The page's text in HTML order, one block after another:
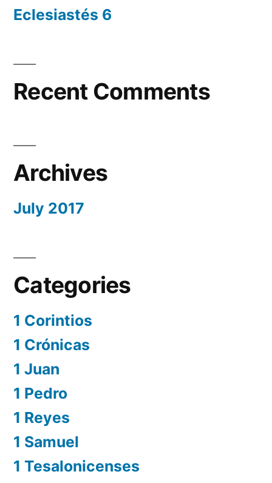
Eclesiastés 6
Recent Comments
Archives
July 2017
Categories
1 Corintios
1 Crónicas
1 Juan
1 Pedro
1 Reyes
1 Samuel
1 Tesalonicenses